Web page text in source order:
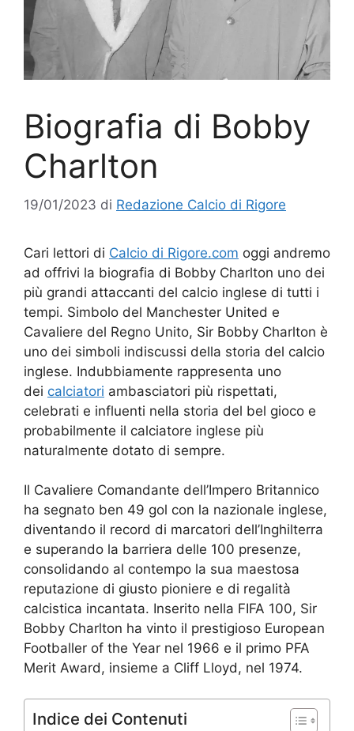
Biografia di Bobby
Charlton
19/01/2023 di Redazione Calcio di Rigore
Cari lettori di Calcio di Rigore.com oggi andremo
ad offrivi la biografia di Bobby Charlton uno dei
più grandi attaccanti del calcio inglese di tutti i
tempi. Simbolo del Manchester United e
Cavaliere del Regno Unito, Sir Bobby Charlton è
uno dei simboli indiscussi della storia del calcio
inglese. Indubbiamente rappresenta uno
dei calciatori ambasciatori più rispettati,
celebrati e influenti nella storia del bel gioco e
probabilmente il calciatore inglese più
naturalmente dotato di sempre.
Il Cavaliere Comandante dell’Impero Britannico
ha segnato ben 49 gol con la nazionale inglese,
diventando il record di marcatori dell’Inghilterra
e superando la barriera delle 100 presenze,
consolidando al contempo la sua maestosa
reputazione di giusto pioniere e di regalità
calcistica incantata. Inserito nella FIFA 100, Sir
Bobby Charlton ha vinto il prestigioso European
Footballer of the Year nel 1966 e il primo PFA
Merit Award, insieme a Cliff Lloyd, nel 1974.
Indice dei Contenuti